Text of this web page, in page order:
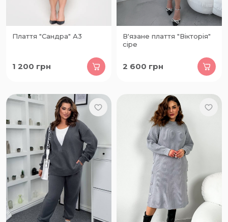
Плаття "Сандра" А3
1 200 грн
В'язане плаття "Вікторія"
сіре
2 600 грн